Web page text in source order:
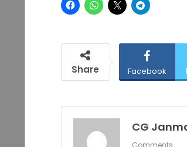
Share Facebook
CG
Comments